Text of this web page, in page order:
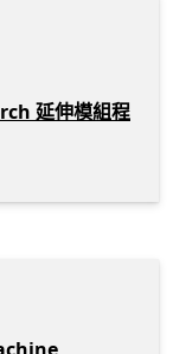
延伸模組程